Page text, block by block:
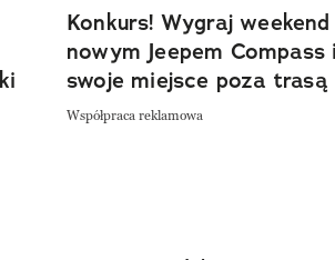
Konkurs! Wygraj
nowym Jeepem
swoje miejsce poza trasą
Współpraca reklamowa